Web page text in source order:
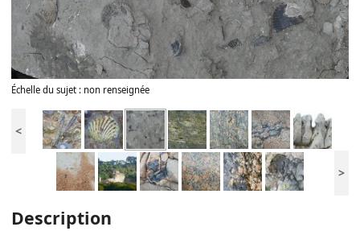
Échelle du sujet : non renseignée
<
>
Description